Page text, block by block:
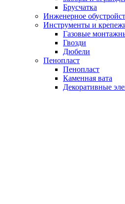
Брусчатка
Инженерное
Инструменты и
Газовые
Гвозди
Дюбели
Пенопласт
Пенопласт
Каменная вата
Декоративные